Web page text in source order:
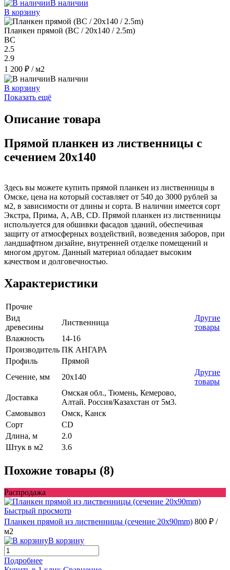
В наличии
В корзину
Планкен прямой (BC / 20х140 / 2.5m)
ВС
2.5
2.9
1 200 ₽ / м2
В наличии
В корзину
Показать ещё
Описание товара
Прямой планкен из лиственницы с
сечением 20x140
Здесь вы можете купить прямой планкен из лиственницы в
Омске, цена на который составляет от 540 до 3000 рублей за
м2, в зависимости от длины и сорта. В наличии имеется сорт
Экстра, Прима, A, AB, CD. Прямой планкен из лиственницы
используется для обшивки фасадов зданий, обеспечивая
защиту от атмосферных воздействий, возведения заборов, при
ландшафтном дизайне, внутренней отделке помещений и
многом другом. Данный материал обладает высоким
качеством и долговечностью.
Характеристики
Прочие
Вид
древесины
Лиственница
Другие
товары
Влажность
14-16
Производитель ПК АНГАРА
Профиль
Прямой
Сечение, мм
20х140
Другие
товары
Доставка
Омская обл., Тюмень, Кемерово,
Алтай. Россия/Казахстан от 5м3.
Самовывоз
Омск, Канск
Сорт
CD
Длина, м
2.0
Штук в м2
3.6
Похожие товары (8)
Распродажа
Быстрый просмотр
Планкен прямой из лиственницы (сечение 20х90mm) 800 ₽ /
м2
В корзину
Подробнее